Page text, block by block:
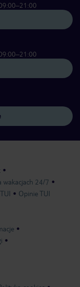
wakacjach 24/7
Opinie TUI